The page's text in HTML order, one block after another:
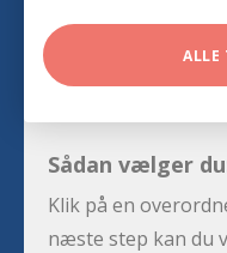
ALLE
Sådan vælger
Klik på en
næste step kan du